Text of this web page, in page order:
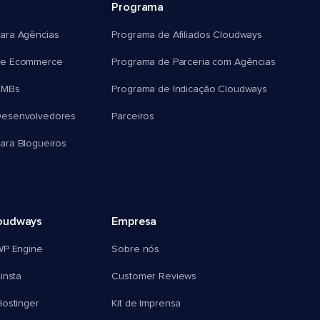
Agências
Ecommerce
Blogueiros
Programa
Programa de Afiliados Cloudways
Programa de Parceria com Agências
Programa de Indicação Cloudways
Parceiros
Engine
Empresa
Sobre nós
Customer Reviews
Kit de Imprensa